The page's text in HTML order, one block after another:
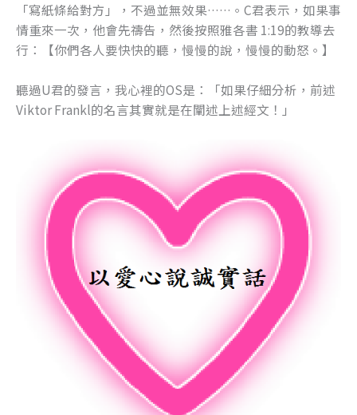
「寫紙條給對方」，不過並無效果……。C君表示，如果事
情重來一次，他會先禱告，然後按照雅各書 1:19的教導去
行：【你們各人要快快的聽，慢慢的說，慢慢的動怒。】
聽過U君的發言，我心裡的OS是：「如果仔細分析，前述
Viktor Frankl的名言其實就是在闡述上述經文！」